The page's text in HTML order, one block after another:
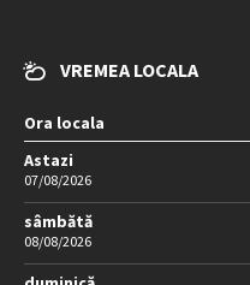
VREMEA LOCALA
Ora locala
Astazi
07/08/2026
sâmbătă
08/08/2026